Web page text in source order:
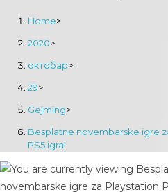
Home>
2020>
октобар>
29>
Gejming>
Besplatne novembarske igre
PS5 igra!